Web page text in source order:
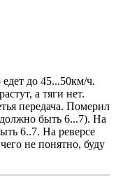
до 45...50км/ч.
а тяги нет.
передача. Померил
быть 6...7). На
6..7. На реверсе
не понятно, буду